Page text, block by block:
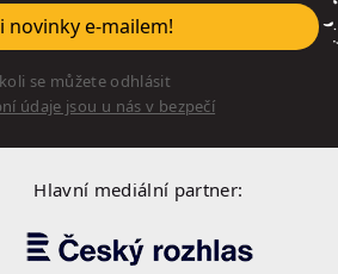
novinky e-mailem!
se můžete odhlásit
údaje jsou u nás v bezpečí
Hlavní mediální partner: